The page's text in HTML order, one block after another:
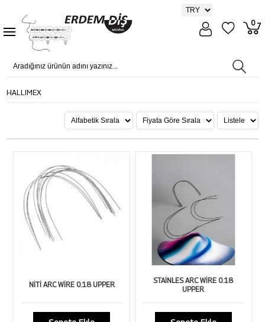
0
HALLIMEX
NİTİ ARC WİRE 0.18 UPPER
STAİNLES ARC WİRE 0.18
UPPER